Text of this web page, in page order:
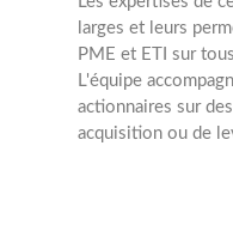
larges et leurs
PME et ETI sur
L'équipe
actionnaires sur
acquisition ou de